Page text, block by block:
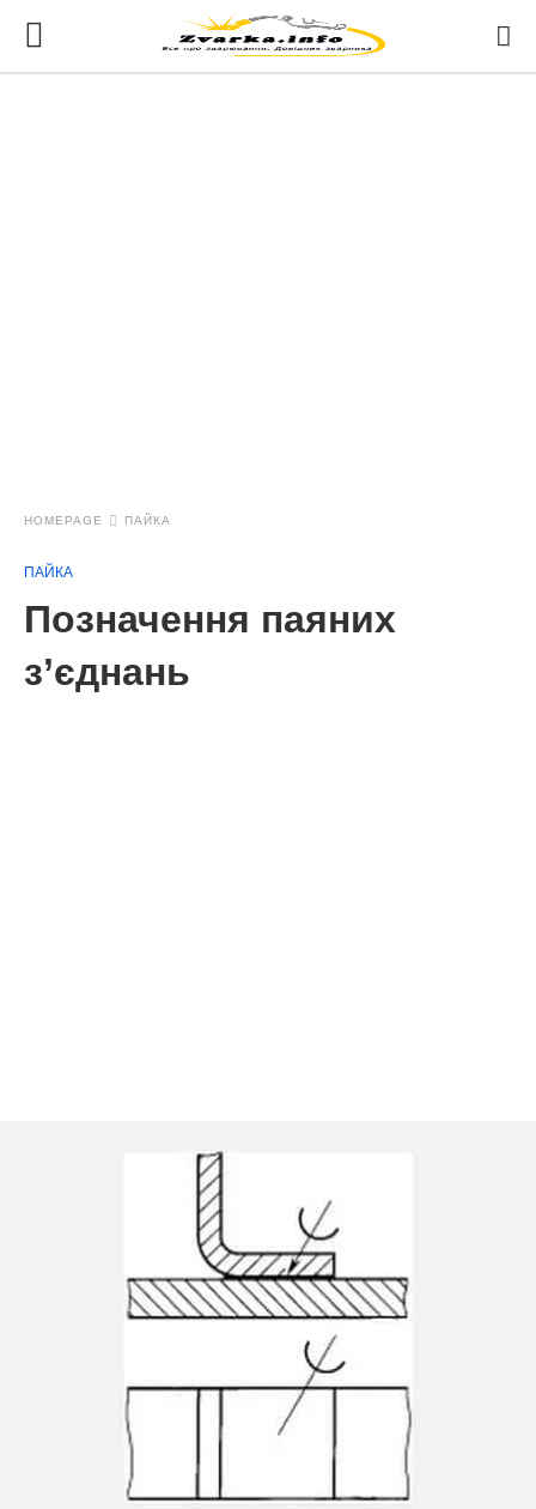
HOMEPAGE ПАЙКА
ПАЙКА
Позначення паяних
з’єднань